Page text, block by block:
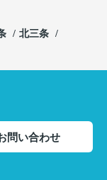
北三条
問い合わせ